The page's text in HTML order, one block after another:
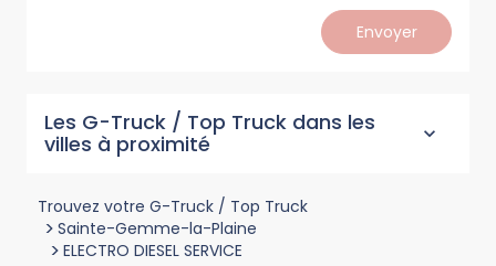
Envoyer
Les G-Truck / Top Truck dans les
villes à proximité
Trouvez votre G-Truck / Top Truck
> Sainte-Gemme-la-Plaine
> ELECTRO DIESEL SERVICE